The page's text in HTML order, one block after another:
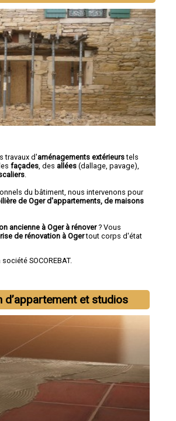
travaux d'aménagements extérieurstels
façades , des allées (dallage, pavage),
du bâtiment, nous intervenons pour
de Oger d'appartements, de maisons
ancienne à Oger à rénover? Vous
de rénovation à Ogertout corps d'état
SOCOREBAT.
d’appartement et studios